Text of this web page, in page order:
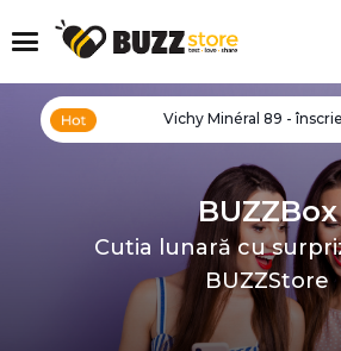
Vichy Minéral 89 -
BUZZBox
Cutia lunară cu
BUZZStore